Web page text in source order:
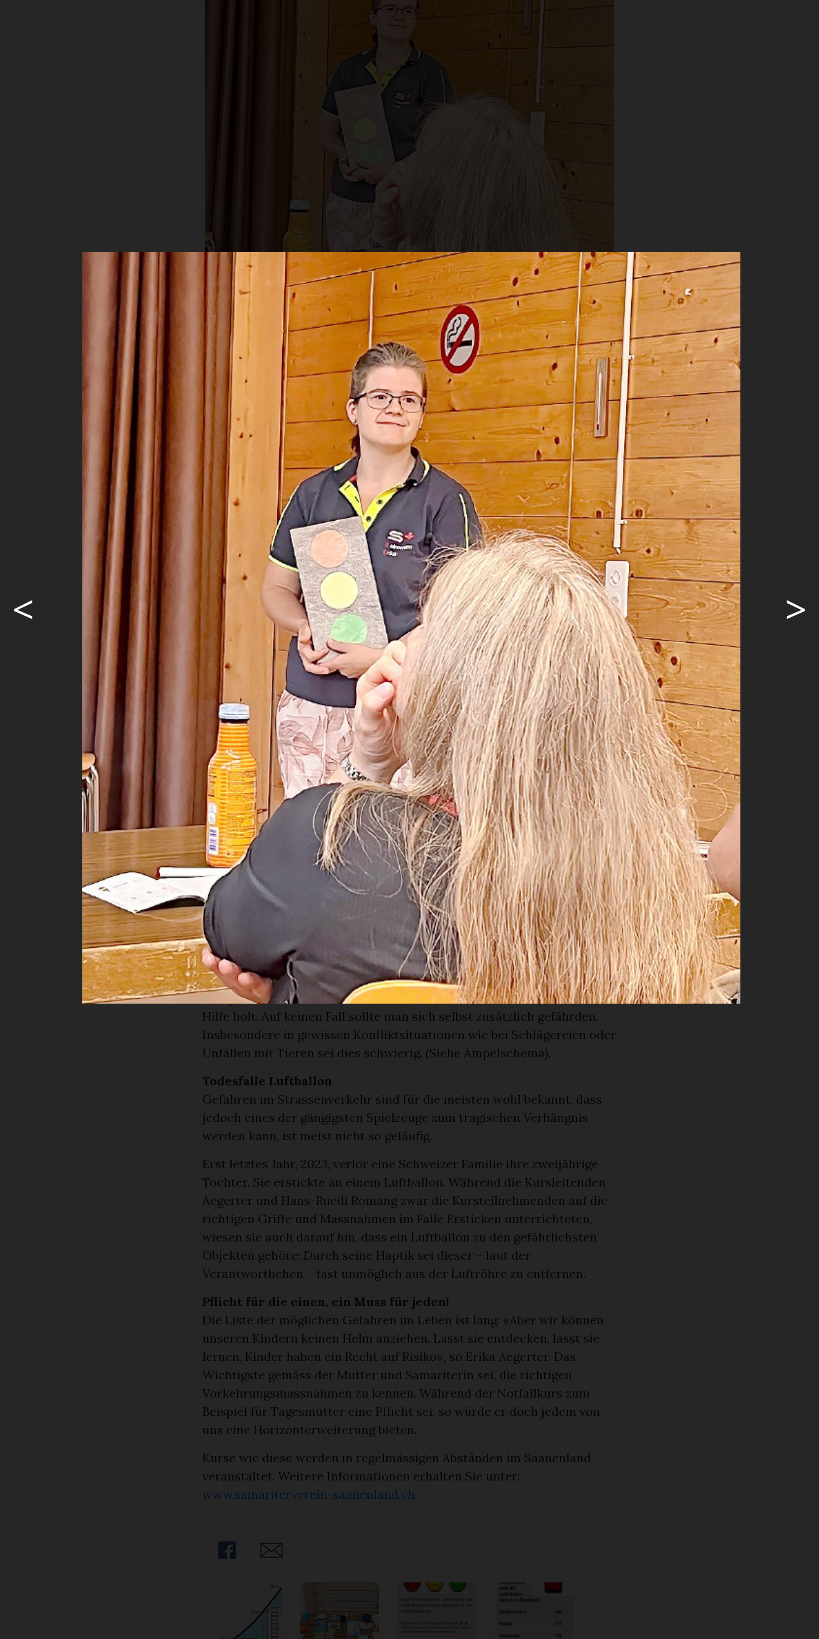
Erika Aegerter, die Kursleiterin, erklärt den Zuhörenden das Ampelschema.
FOTOS: ELISA OPPERMANN
Richtiges Handeln im Notfall kann Leben retten. Während zweier
Samstage vermittelten die Samariter des Saanenlandes den
Kursbesuchenden genau dieses essenzielle Grundwissen. Babys
und Kleinkinder standen im Fokus.
ELISA OPPERMANN
Der Samariterkurs für Notfälle bei Kleinkindern wurde 2023 neu
überarbeitet. An den zwei vergangenen Samstagen fand der begehrte
Massnahmenkurs im Schulhaus Turbach statt. Laut den Organisatoren
sind solche Kurse oft ausgebucht. Weshalb solch ein Wissen nicht nur
für Eltern und werdende Eltern, sondern für alle Personen unserer
Gesellschaft empfehlenswert ist, wird innerhalb kürzester Zeit nach
Kursbeginn klar.
Erika Aegerter, selbst Mutter von drei Kindern, informierte die
Teilnehmer: innen über den Kursablauf. Atemnot, Trauma,
Verkehrsunfall – alles nur Beispiele der zahlreichen Themen, die es zu
behandeln gab. Anfangs wurde anhand von Lektüren und
Präsentationen ein Grundwissen vermittelt, anschliessend durften die
Kursbesuchenden die Theorie in die Praxis umsetzen. Mithilfe von
Puppen und Gruppenübungen wurde fleissig geübt.
Anzahl falsch montierter Kindersitze nimmt stark zu
Diverse Fakten überraschten die Zuhörer:innen. Darunter die Tatsache,
dass die Anzahl der falsch montierten Kindersitze zwischen den Jahren
2016 und 2023 um 50 Prozent zugenommen hatten. Wie wichtig es ist,
sich die Zeit zu nehmen, einen Kindersitz richtig zu montieren, zeigte
die Abbildung (siehe Abbildung 1). Ablesbar ist hier, dass ein Autounfall
für ein Kleinkind etwa dieselbe Auswirkung hat wie ein Sturz aus dem
vierten Stock.
Wichtig sei bei der Ankunft am Unfallort laut Aegerter vor allem zu
akzeptieren, dass man manchmal am besten hilft, indem man selbst
Hilfe holt. Auf keinen Fall sollte man sich selbst zusätzlich gefährden.
Insbesondere in gewissen Konfliktsituationen wie bei Schlägereien oder
Unfällen mit Tieren sei dies schwierig. (Siehe Ampelschema).
Todesfalle Luftballon
Gefahren im Strassenverkehr sind für die meisten wohl bekannt, dass
jedoch eines der gängigsten Spielzeuge zum tragischen Verhängnis
werden kann, ist meist nicht so geläufig.
Erst letztes Jahr, 2023, verlor eine Schweizer Familie ihre zweijährige
Tochter. Sie erstickte an einem Luftballon. Während die Kursleitenden
Aegerter und Hans-Ruedi Romang zwar die Kursteilnehmenden auf die
richtigen Griffe und Massnahmen im Falle Ersticken unterrichteten,
wiesen sie auch darauf hin, dass ein Luftballon zu den gefährlichsten
Objekten gehöre: Durch seine Haptik sei dieser – laut der
Verantwortlichen – fast unmöglich aus der Luftröhre zu entfernen.
Pflicht für die einen, ein Muss für jeden!
Die Liste der möglichen Gefahren im Leben ist lang: «Aber wir können
unseren Kindern keinen Helm anziehen. Lasst sie entdecken, lasst sie
lernen, Kinder haben ein Recht auf Risiko», so Erika Aegerter. Das
Wichtigste gemäss der Mutter und Samariterin sei, die richtigen
Vorkehrungsmassnahmen zu kennen. Während der Notfallkurs zum
Beispiel für Tagesmütter eine Pflicht sei, so würde er doch jedem von
uns eine Horizonterweiterung bieten.
Kurse wie diese werden in regelmässigen Abständen im Saanenland
veranstaltet. Weitere Informationen erhalten Sie unter:
www.samariterverein-saanenland.ch
Share Share
< >